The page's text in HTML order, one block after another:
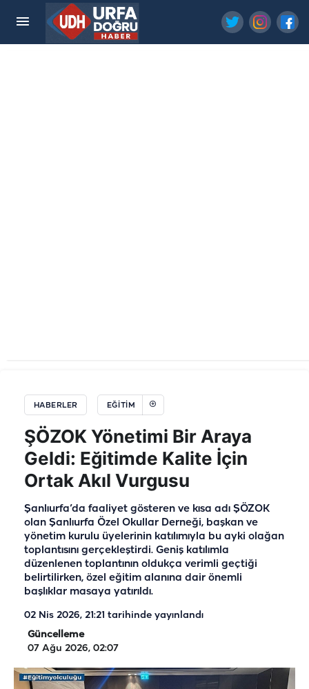
HABERLER EĞİTİM
ŞÖZOK Yönetimi Bir Araya
Geldi: Eğitimde Kalite İçin
Ortak Akıl Vurgusu
Şanlıurfa’da faaliyet gösteren ve kısa adı ŞÖZOK
olan Şanlıurfa Özel Okullar Derneği, başkan ve
yönetim kurulu üyelerinin katılımıyla bu ayki olağan
toplantısını gerçekleştirdi. Geniş katılımla
düzenlenen toplantının oldukça verimli geçtiği
belirtilirken, özel eğitim alanına dair önemli
başlıklar masaya yatırıldı.
02 Nis 2026, 21:21 tarihinde yayınlandı
Güncelleme
07 Ağu 2026, 02:07
Eyyübiye'de Aşçılık Eğitim Merkezi Gün Sayıyor